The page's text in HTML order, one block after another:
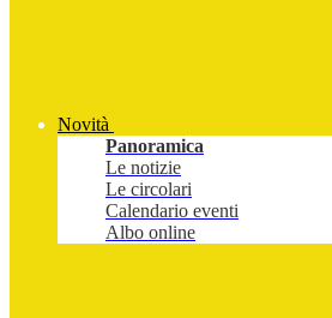
Novità
Panoramica
Le notizie
Le circolari
Calendario eventi
Albo online